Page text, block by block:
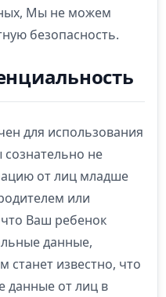
Мы не можем
безопасность.
для использования
не
от лиц младше
или
Ваш ребенок
данные,
станет известно, что
данные от лиц в